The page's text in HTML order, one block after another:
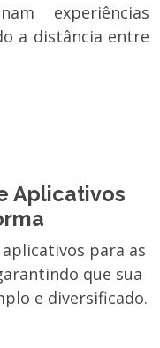
experiências
a distância entre
Aplicativos
para as
que sua
e diversificado.